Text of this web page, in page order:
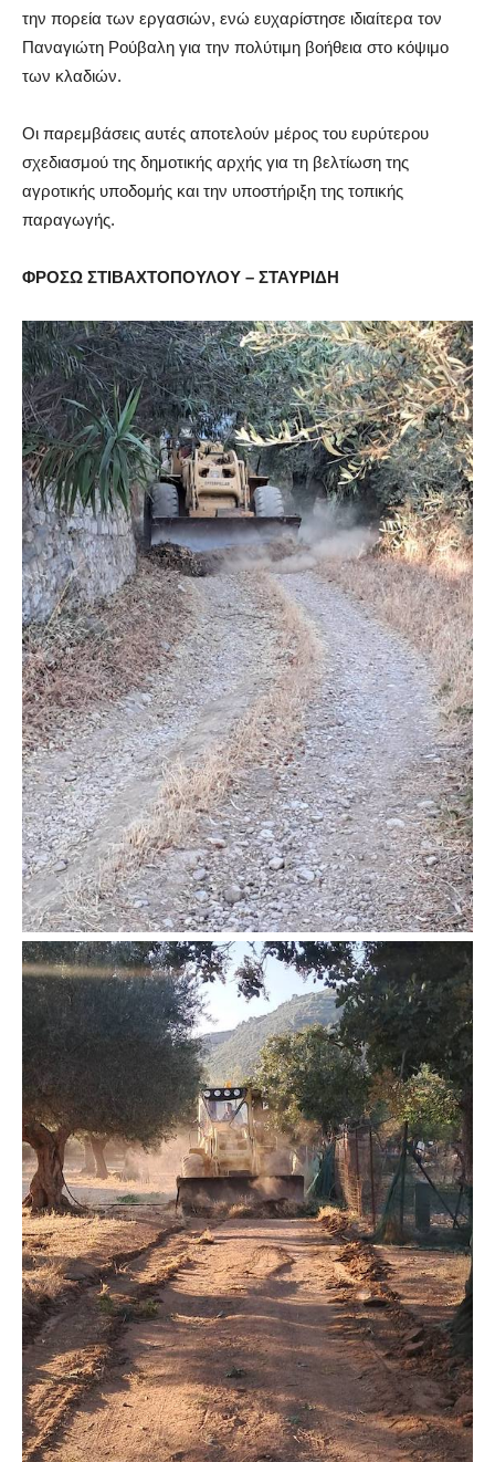
την πορεία των εργασιών, ενώ ευχαρίστησε ιδιαίτερα τον
Παναγιώτη Ρούβαλη για την πολύτιμη βοήθεια στο κόψιμο
των κλαδιών.
Οι παρεμβάσεις αυτές αποτελούν μέρος του ευρύτερου
σχεδιασμού της δημοτικής αρχής για τη βελτίωση της
αγροτικής υποδομής και την υποστήριξη της τοπικής
παραγωγής.
ΦΡΟΣΩ ΣΤΙΒΑΧΤΟΠΟΥΛΟΥ – ΣΤΑΥΡΙΔΗ